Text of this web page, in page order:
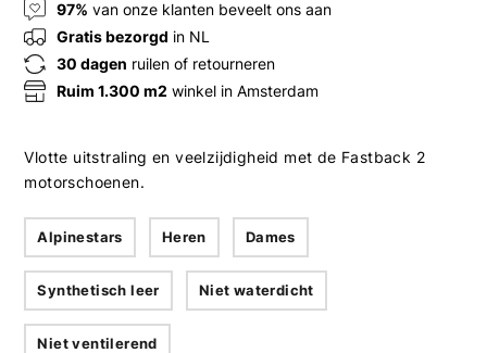
97% van onze klanten beveelt ons aan
Gratis bezorgd in NL
30 dagen ruilen of retourneren
Ruim 1.300 m2 winkel in Amsterdam
Vlotte uitstraling en veelzijdigheid met de Fastback 2
motorschoenen.
Alpinestars Heren Dames
Synthetisch leer Niet waterdicht
Niet ventilerend